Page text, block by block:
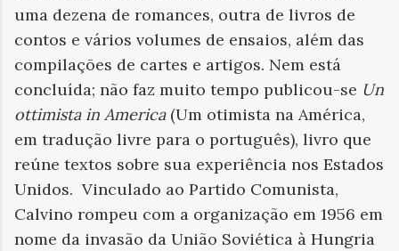
uma dezena de romances, outra de livros de
contos e vários volumes de ensaios, além das
compilações de cartes e artigos. Nem está
concluída; não faz muito tempo publicou-se Un
ottimista in America(Um otimista na América,
em tradução livre para o português), livro que
reúne textos sobre sua experiência nos Estados
Unidos. Vinculado ao Partido Comunista,
Calvino rompeu com a organização em 1956 em
nome da invasão da União Soviética à Hungria